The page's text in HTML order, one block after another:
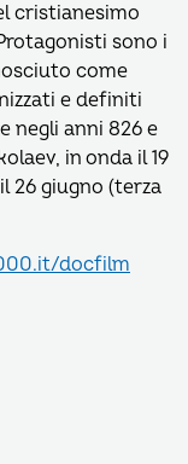
cristianesimo
sono i
come
e definiti
negli anni 826 e
in onda il 19
26 giugno (terza
docfilm